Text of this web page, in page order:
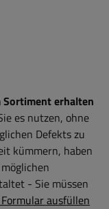
Sortiment erhalten
es nutzen, ohne
Defekts zu
kümmern, haben
- Sie müssen
ausfüllen